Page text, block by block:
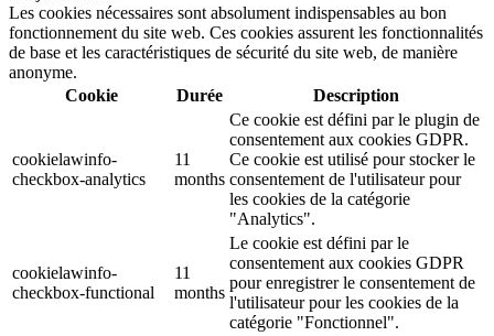
Les cookies nécessaires sont absolument indispensables au bon
fonctionnement du site web. Ces cookies assurent les fonctionnalités
de base et les caractéristiques de sécurité du site web, de manière
anonyme.
Cookie
Durée Description
cookielawinfo-
checkbox-analytics
11
months
Ce cookie est défini par le plugin de
consentement aux cookies GDPR.
Ce cookie est utilisé pour stocker le
consentement de l'utilisateur pour
les cookies de la catégorie
"Analytics".
cookielawinfo-
checkbox-functional
11
months
Le cookie est défini par le
consentement aux cookies GDPR
pour enregistrer le consentement de
l'utilisateur pour les cookies de la
catégorie "Fonctionnel".